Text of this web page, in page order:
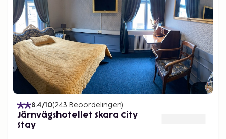
8.4/10(243 Beoordelingen)
Järnvägshotellet Skara City
Stay